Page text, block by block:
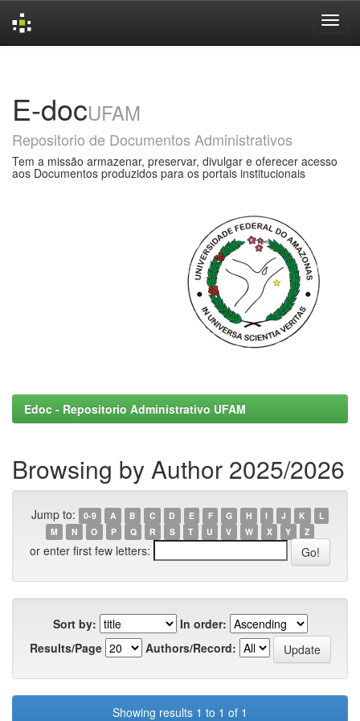
E-docUFAM
Repositorio de Documentos Administrativos
Tem a missão armazenar, preservar, divulgar e oferecer acesso
aos Documentos produzidos para os portais institucionais
Edoc - Repositorio Administrativo UFAM
Browsing by Author 2025/2026
Jump to: 0-9 A B C D E F G H I J K
L
M
N O P Q R S T U V W X Y Z
or enter first few letters:
Sort by:
In order:
Results/Page
Authors/Record:
Showing results 1 to 1 of 1